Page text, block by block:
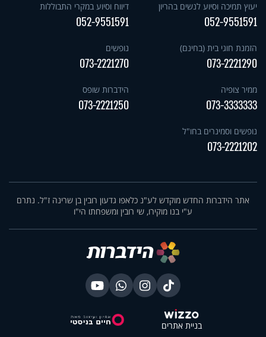
יעוץ תמיכה וסיוע לנשים בהריון
052-9551591
דיווח וסיוע במקרי התבוללות
052-9551591
הזמנת חוגי בית (בחינם)
073-2221290
נופשים
073-2221270
ממיר צופיה
073-3333333
הידברות שופס
073-2221250
נופשים וסמינרים בחו"ל
073-2221202
אתר הידברות החדש מוקדש לע"נ כלאפו גדעון רובין בן שרינה ז"ל. נתרם
ע"י בנו מוקירו, שי רובין ומשפחתו הי"ו
בניית אתרים